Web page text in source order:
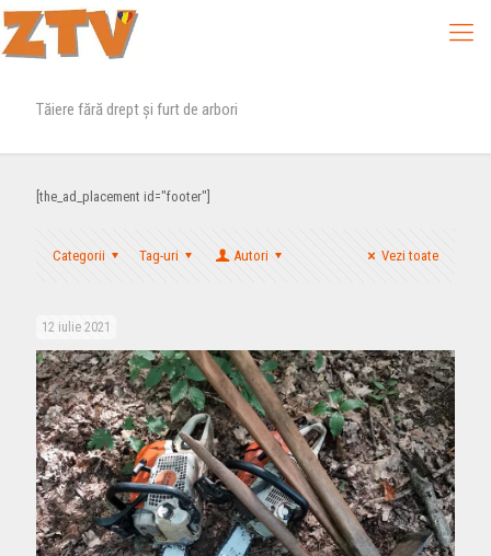
Tăiere fără drept și furt de arbori
[the_ad_placement id="footer"]
Categorii Tag-uri Autori Vezi toate
12 iulie 2021